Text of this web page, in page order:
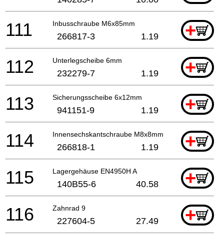
Inbusschraube M6x85mm +
111 266817-3 1.19
Unterlegscheibe 6mm +
112 232279-7 1.19
Sicherungsscheibe 6x12mm +
113 941151-9 1.19
Innensechskantschraube M8x8mm +
114 266818-1 1.19
Lagergehäuse EN4950H A +
115 140B55-6 40.58
Zahnrad 9 +
116 227604-5 27.49